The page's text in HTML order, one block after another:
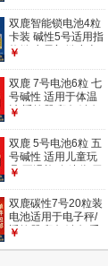
水表LR6五号 1.5V
4节卡装
双鹿智能锁电池4粒
卡装 碱性5号适用指
纹锁/电子门锁小米
鹿客VOC凯迪仕
LR6/AA
￥
双鹿 7号电池6粒 七
号碱性 适用于体温
计/遥控器/鼠标键盘/
枪等 LR03/AAA
￥
双鹿 5号电池6粒 五
号碱性 适用儿童玩
具/耳温枪/血糖仪/无
用品/血压计 LR6/AA
￥
双鹿碳性7号20粒装
电池适用于电子秤/
遥控器/鼠标键盘/手
￥